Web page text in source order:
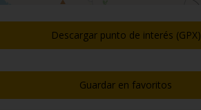
Descargar punto de interés (GPX)
Guardar en favoritos